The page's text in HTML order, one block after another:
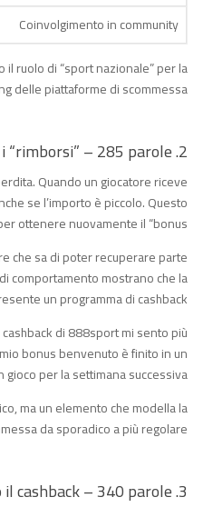
Coinvolgimento in community
ruolo di “sport nazionale” per la
delle piattaforme di scommessa.
2. Psicologia del cashback: perché i giocatori amano i “rimborsi” – 285 parole
Quando un giocatore riceve
se l’importo è piccolo. Questo
ottenere nuovamente il “bonus”.
che sa di poter recuperare parte
comportamento mostrano che la
un programma di cashback.
di 888sport mi sento più
bonus benvenuto è finito in un
per la settimana successiva”.
ma un elemento che modella la
da sporadico a più regolare.
3. Le piattaforme leader che hanno introdotto il cashback – 340 parole